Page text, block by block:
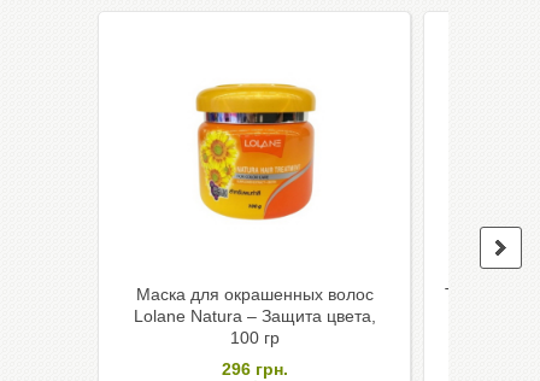
Маска для окрашенных волос
Lolane Natura – Защита цвета,
100 гр
296 грн.
Тайская